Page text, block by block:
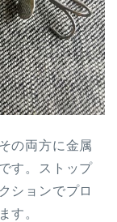
の両方に金属
す。ストップ
ションでプロ
す。